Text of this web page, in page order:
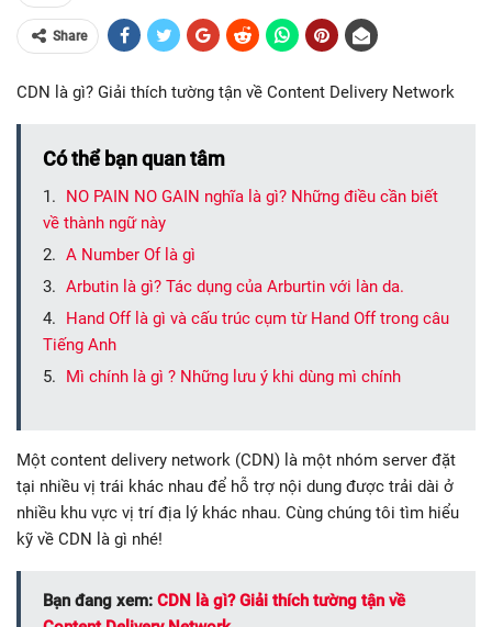
Share
CDN là gì? Giải thích tường tận về Content Delivery Network
Có thể bạn quan tâm
NO PAIN NO GAIN nghĩa là gì? Những điều cần biết
về thành ngữ này
A Number Of là gì
Arbutin là gì? Tác dụng của Arburtin với làn da.
Hand Off là gì và cấu trúc cụm từ Hand Off trong câu
Tiếng Anh
Mì chính là gì ? Những lưu ý khi dùng mì chính
Một content delivery network (CDN) là một nhóm server đặt
tại nhiều vị trái khác nhau để hỗ trợ nội dung được trải dài ở
nhiều khu vực vị trí địa lý khác nhau. Cùng chúng tôi tìm hiểu
kỹ về CDN là gì nhé!
Bạn đang xem: CDN là gì? Giải thích tường tận về